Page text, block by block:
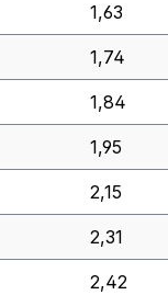
1,63
1,74
1,84
1,95
2,15
2,31
2,42